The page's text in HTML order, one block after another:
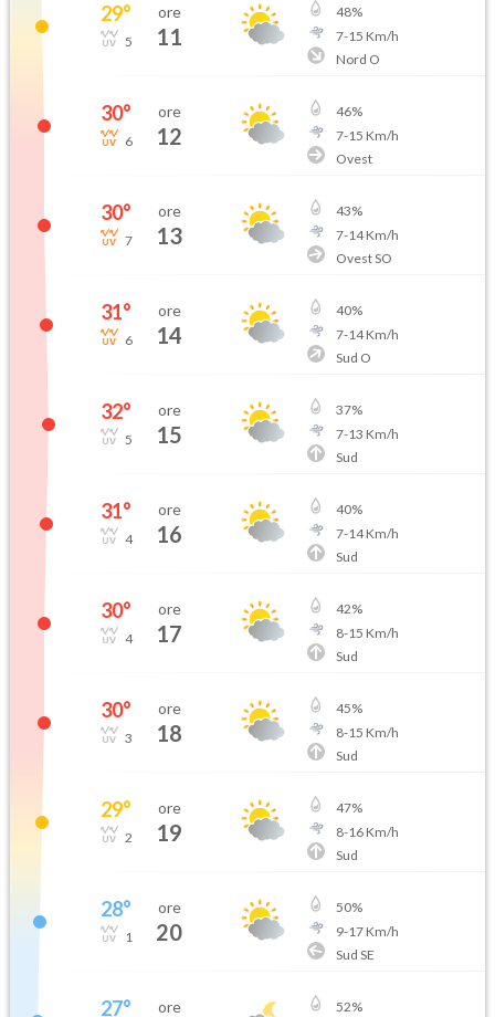
29°
5
ore
11
48%
7-15 Km/h
Nord O
30°
6
ore
12
46%
7-15 Km/h
Ovest
30°
7
ore
13
43%
7-14Km/h
Ovest SO
31°
6
ore
14
40%
7-14Km/h
Sud O
32°
5
ore
15
37%
7-13 Km/h
Sud
31°
4
ore
16
40%
7-14Km/h
Sud
30°
4
ore
17
42%
8-15 Km/h
Sud
30°
3
ore
18
45%
8-15 Km/h
Sud
29°
2
ore
19
47%
8-16Km/h
Sud
28°
1
ore
20
50%
9-17Km/h
Sud SE
27° ore 52%